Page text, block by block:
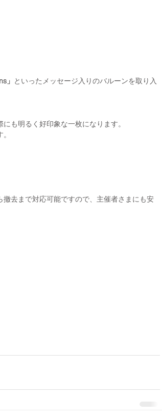
」 といったメッセージ入りのバルーンを取り入
も明るく好印象な一枚になります。
去まで対応可能ですので、主催者さまにも安